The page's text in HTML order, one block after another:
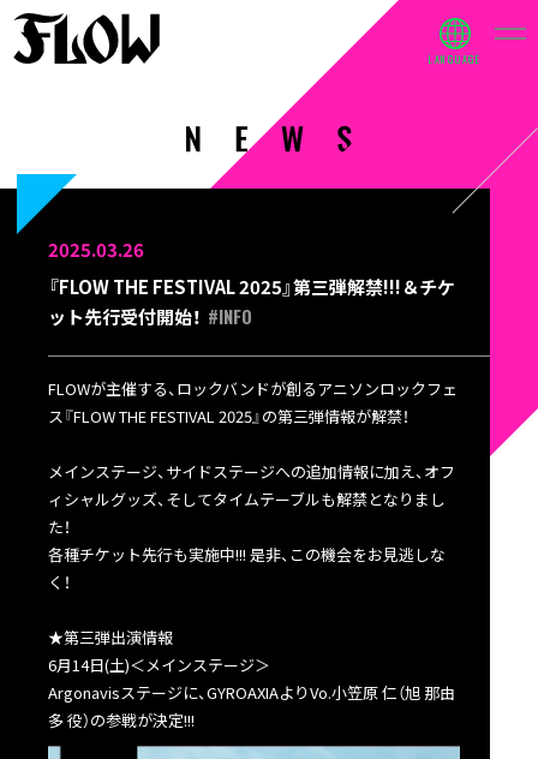
2025.03.26
『FLOW THE FESTIVAL 2025』第三弾解禁!!!＆チケ
ット先行受付開始！ #INFO
FLOWが主催する、ロックバンドが創るアニソンロックフェ
ス『FLOW THE FESTIVAL 2025』の第三弾情報が解禁！
メインステージ、サイドステージへの追加情報に加え、オフ
ィシャルグッズ、そしてタイムテーブルも解禁となりまし
た！
各種チケット先行も実施中!!! 是非、この機会をお見逃しな
く！
★第三弾出演情報
6月14日(土)＜メインステージ＞
Argonavisステージに、GYROAXIAよりVo.小笠原 仁（旭 那由
多 役）の参戦が決定!!!